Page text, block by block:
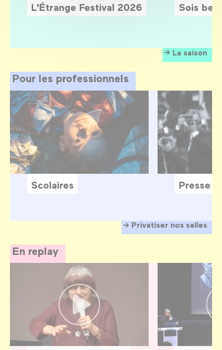
La saison
L'Étrange Festival 2026 Sois
Pour les professionnels
Privatiser nos salles
Scolaires Presse
En replay